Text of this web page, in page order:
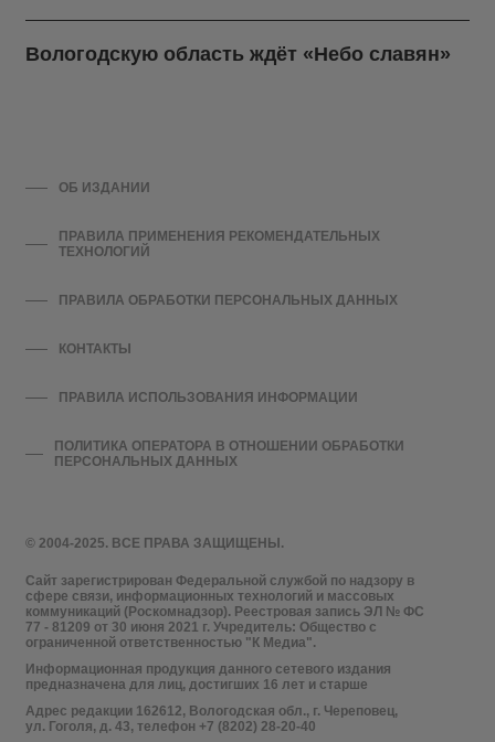
Вологодскую область ждёт «Небо славян»
© 2004-2025. ВСЕ ПРАВА ЗАЩИЩЕНЫ.
Сайт зарегистрирован Федеральной службой по надзору в
сфере связи, информационных технологий и массовых
коммуникаций (Роскомнадзор). Реестровая запись ЭЛ № ФС
77 - 81209 от 30 июня 2021 г. Учредитель: Общество с
ограниченной ответственностью "К Медиа".
Информационная продукция данного сетевого издания
предназначена для лиц, достигших 16 лет и старше
Адрес редакции 162612, Вологодская обл., г. Череповец,
ул. Гоголя, д. 43, телефон +7 (8202) 28-20-40
ОБ ИЗДАНИИ
ПРАВИЛА ПРИМЕНЕНИЯ РЕКОМЕНДАТЕЛЬНЫХ
ТЕХНОЛОГИЙ
ПРАВИЛА ОБРАБОТКИ ПЕРСОНАЛЬНЫХ ДАННЫХ
КОНТАКТЫ
ПРАВИЛА ИСПОЛЬЗОВАНИЯ ИНФОРМАЦИИ
ПОЛИТИКА ОПЕРАТОРА В ОТНОШЕНИИ ОБРАБОТКИ
ПЕРСОНАЛЬНЫХ ДАННЫХ